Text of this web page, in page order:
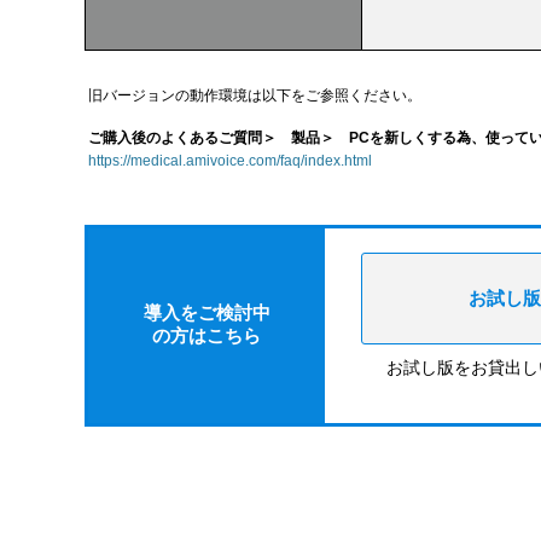
旧バージョンの動作環境は以下をご参照ください。
ご購入後のよくあるご質問＞ 製品＞ PCを新しくする為、使って
https://medical.amivoice.com/faq/index.html
導入をご検討中
の方はこちら
お試し版
お試し版をお貸出